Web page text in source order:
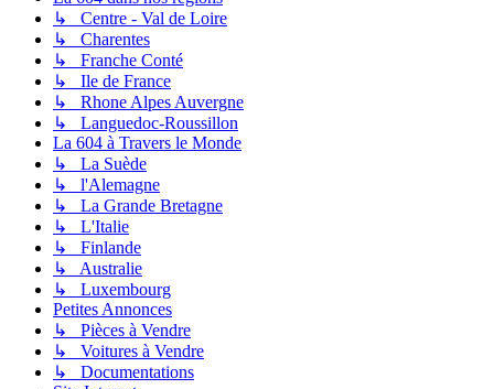
↳ Centre - Val de Loire
↳ Charentes
↳ Franche Conté
↳ Ile de France
↳ Rhone Alpes Auvergne
↳ Languedoc-Roussillon
La 604 à Travers le Monde
↳ La Suède
↳ l'Alemagne
↳ La Grande Bretagne
↳ L'Italie
↳ Finlande
↳ Australie
↳ Luxembourg
Petites Annonces
↳ Pièces à Vendre
↳ Voitures à Vendre
↳ Documentations